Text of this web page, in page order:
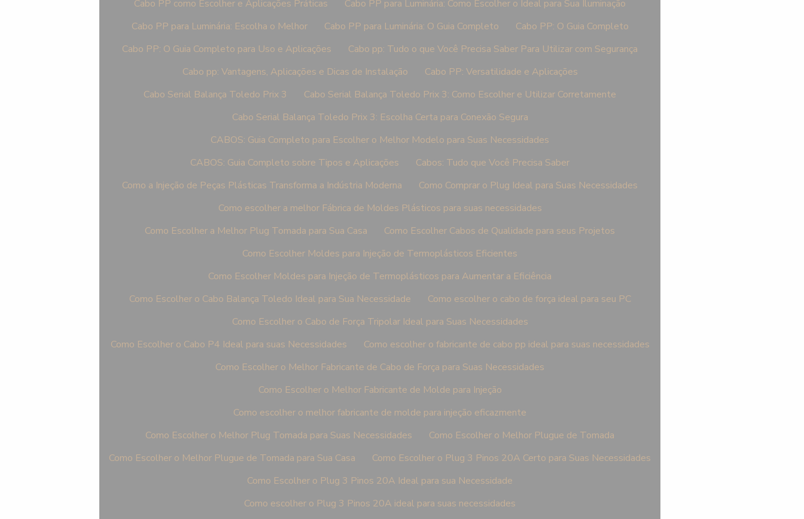
Cabo PP como Escolher e Aplicações Práticas
Cabo PP para Luminária: Como Escolher o Ideal para Sua Iluminação
Cabo PP para Luminária: Escolha o Melhor
Cabo PP para Luminária: O Guia Completo
Cabo PP: O Guia Completo
Cabo PP: O Guia Completo para Uso e Aplicações
Cabo pp: Tudo o que Você Precisa Saber Para Utilizar com Segurança
Cabo pp: Vantagens, Aplicações e Dicas de Instalação
Cabo PP: Versatilidade e Aplicações
Cabo Serial Balança Toledo Prix 3
Cabo Serial Balança Toledo Prix 3: Como Escolher e Utilizar Corretamente
Cabo Serial Balança Toledo Prix 3: Escolha Certa para Conexão Segura
CABOS: Guia Completo para Escolher o Melhor Modelo para Suas Necessidades
CABOS: Guia Completo sobre Tipos e Aplicações
Cabos: Tudo que Você Precisa Saber
Como a Injeção de Peças Plásticas Transforma a Indústria Moderna
Como Comprar o Plug Ideal para Suas Necessidades
Como escolher a melhor Fábrica de Moldes Plásticos para suas necessidades
Como Escolher a Melhor Plug Tomada para Sua Casa
Como Escolher Cabos de Qualidade para seus Projetos
Como Escolher Moldes para Injeção de Termoplásticos Eficientes
Como Escolher Moldes para Injeção de Termoplásticos para Aumentar a Eficiência
Como Escolher o Cabo Balança Toledo Ideal para Sua Necessidade
Como escolher o cabo de força ideal para seu PC
Como Escolher o Cabo de Força Tripolar Ideal para Suas Necessidades
Como Escolher o Cabo P4 Ideal para suas Necessidades
Como escolher o fabricante de cabo pp ideal para suas necessidades
Como Escolher o Melhor Fabricante de Cabo de Força para Suas Necessidades
Como Escolher o Melhor Fabricante de Molde para Injeção
Como escolher o melhor fabricante de molde para injeção eficazmente
Como Escolher o Melhor Plug Tomada para Suas Necessidades
Como Escolher o Melhor Plugue de Tomada
Como Escolher o Melhor Plugue de Tomada para Sua Casa
Como Escolher o Plug 3 Pinos 20A Certo para Suas Necessidades
Como Escolher o Plug 3 Pinos 20A Ideal para sua Necessidade
Como escolher o Plug 3 Pinos 20A ideal para suas necessidades